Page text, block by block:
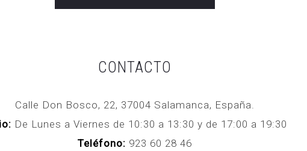
CONTACTO
Calle Don Bosco, 22, 37004 Salamanca, España.
De Lunes a Viernes de 10:30 a 13:30 y de 17:00 a 19:30
Teléfono: 923 60 28 46